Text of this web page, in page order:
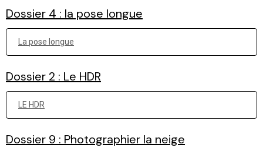
Dossier 4 : la pose longue
La pose longue
Dossier 2 : Le HDR
LE HDR
Dossier 9 : Photographier la neige